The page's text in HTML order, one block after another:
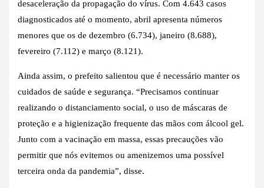
desaceleração da propagação do vírus. Com 4.643 casos
diagnosticados até o momento, abril apresenta números
menores que os de dezembro (6.734), janeiro (8.688),
fevereiro (7.112) e março (8.121).
Ainda assim, o prefeito salientou que é necessário manter os
cuidados de saúde e segurança. “Precisamos continuar
realizando o distanciamento social, o uso de máscaras de
proteção e a higienização frequente das mãos com álcool gel.
Junto com a vacinação em massa, essas precauções vão
permitir que nós evitemos ou amenizemos uma possível
terceira onda da pandemia”, disse.